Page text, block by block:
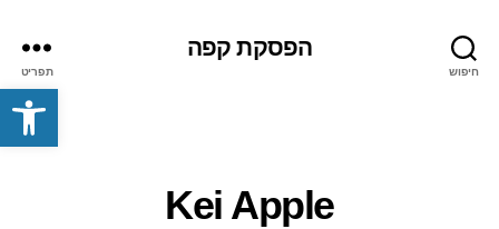
פתח סרגל נגישות
חיפוש
הפסקת קפה
תפריט
Kei Apple